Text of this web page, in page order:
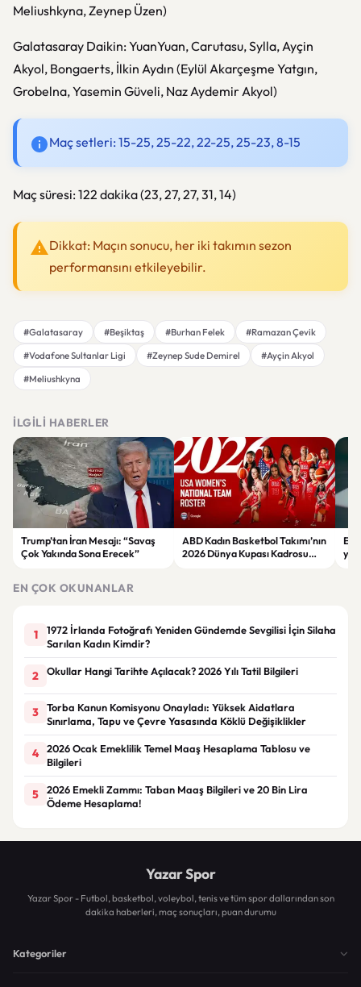
Meliushkyna, Zeynep Üzen)
Galatasaray Daikin: YuanYuan, Carutasu, Sylla, Ayçin
Akyol, Bongaerts, İlkin Aydın (Eylül Akarçeşme Yatgın,
Grobelna, Yasemin Güveli, Naz Aydemir Akyol)
Maç setleri: 15-25, 25-22, 22-25, 25-23, 8-15
Maç süresi: 122 dakika (23, 27, 27, 31, 14)
Dikkat: Maçın sonucu, her iki takımın sezon
performansını etkileyebilir.
#Galatasaray #Beşiktaş #Burhan Felek
#Ramazan Çevik
#Vodafone Sultanlar Ligi
#Zeynep Sude Demirel
#Ayçin Akyol
#Meliushkyna
İLGILI HABERLER
Trump’tan İran Mesajı: “Savaş
Çok Yakında Sona Erecek”
ABD Kadın Basketbol Takımı’nın
2026 Dünya Kupası Kadrosu
EN ÇOK OKUNANLAR
1
1972 İrlanda Fotoğrafı Yeniden Gündemde Sevgilisi İçin Silaha
Sarılan Kadın Kimdir?
2 Okullar Hangi Tarihte Açılacak? 2026 Yılı Tatil Bilgileri
3
Torba Kanun Komisyonu Onayladı: Yüksek Aidatlara
Sınırlama, Tapu ve Çevre Yasasında Köklü Değişiklikler
4
2026 Ocak Emeklilik Temel Maaş Hesaplama Tablosu ve
Bilgileri
5
2026 Emekli Zammı: Taban Maaş Bilgileri ve 20 Bin Lira
Ödeme Hesaplama!
Yazar Spor
Yazar Spor - Futbol, basketbol, voleybol, tenis ve tüm spor dallarından son
dakika haberleri, maç sonuçları, puan durumu
Kategoriler